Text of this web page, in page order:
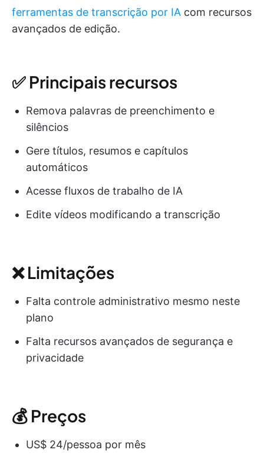
ferramentas de transcrição por IA com recursos
avançados de edição.
✅ Principais recursos
Remova palavras de preenchimento e
silêncios
Gere títulos, resumos e capítulos
automáticos
Acesse fluxos de trabalho de IA
Edite vídeos modificando a transcrição
❌ Limitações
Falta controle administrativo mesmo neste
plano
Falta recursos avançados de segurança e
privacidade
💰 Preços
US$ 24/pessoa por mês